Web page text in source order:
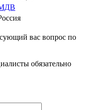
вас вопрос по
обязательно